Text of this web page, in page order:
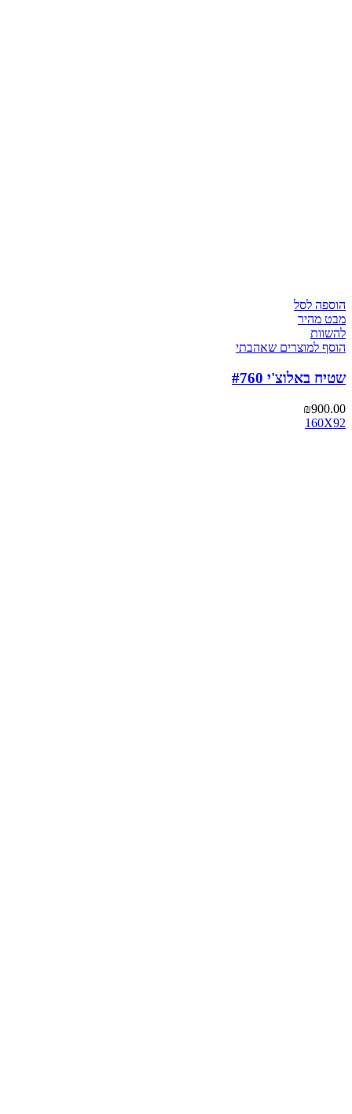
הוספה לסל
מבט מהיר
להשוות
הוסף למוצרים שאהבתי
שטיח באלוצ'י #760
₪900.00
160X92